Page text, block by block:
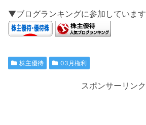
▼ブログランキングに参加しています
株主優待 03月権利
スポンサーリンク